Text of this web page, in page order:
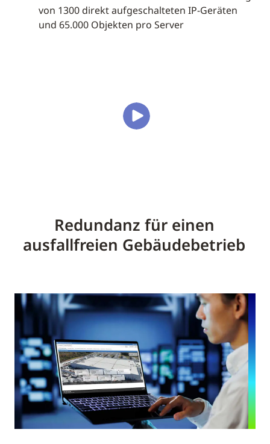
von 1300 direkt aufgeschalteten IP-Geräten
und 65.000 Objekten pro Server
Redundanz für einen
ausfallfreien Gebäudebetrieb